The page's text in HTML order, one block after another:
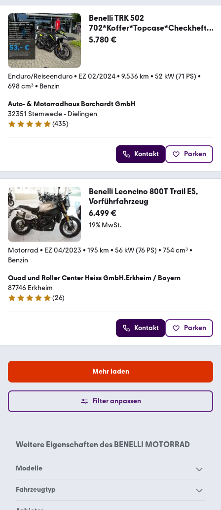
Benelli TRK 502
702*Koffer*Topcase*Checkheft*
Schwarz*
5.780 €
Enduro/Reiseenduro• EZ 02/2024• 9.536 km • 52 kW (71 PS) •
698 cm³• Benzin
Auto- & Motorradhaus Borchardt GmbH
32351 Stemwede - Dielingen
4.9 Sterne
(435)
Kontakt Parken
Benelli Leoncino 800T Trail E5,
Vorführfahrzeug
6.499 €
19% MwSt.
Motorrad • EZ 04/2023 • 195 km • 56 kW (76 PS) • 754 cm³•
Benzin
Quad und Roller Center Heiss GmbH.Erkheim / Bayern
87746 Erkheim
5 Sterne
(26)
Kontakt Parken
Mehr laden
Filter anpassen
Weitere Eigenschaften des BENELLI MOTORRAD
Modelle
Benelli 125
Fahrzeugtyp
Benelli Enduro